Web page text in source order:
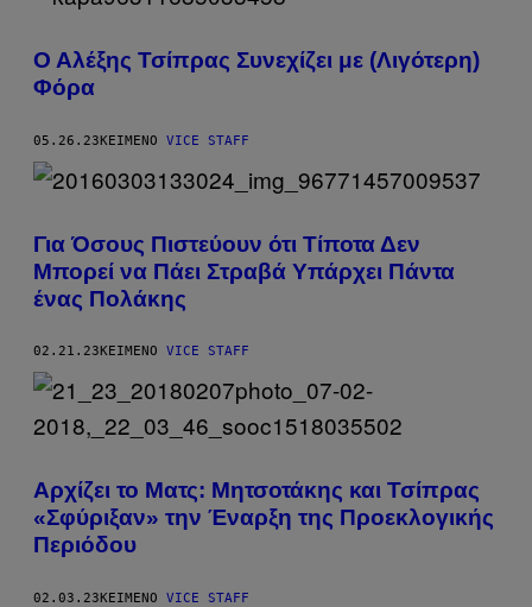
Ο Αλέξης Τσίπρας Συνεχίζει με (Λιγότερη)
Φόρα
05.26.23ΚΕΊΜΕΝΟ VICE STAFF
Για Όσους Πιστεύουν ότι Τίποτα Δεν
Μπορεί να Πάει Στραβά Υπάρχει Πάντα
ένας Πολάκης
02.21.23 ΚΕΊΜΕΝΟ VICE STAFF
Αρχίζει το Ματς: Μητσοτάκης και Τσίπρας
«Σφύριξαν» την Έναρξη της Προεκλογικής
Περιόδου
02.03.23ΚΕΊΜΕΝΟ VICE STAFF